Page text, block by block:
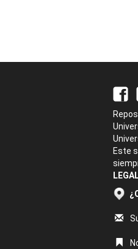
Este